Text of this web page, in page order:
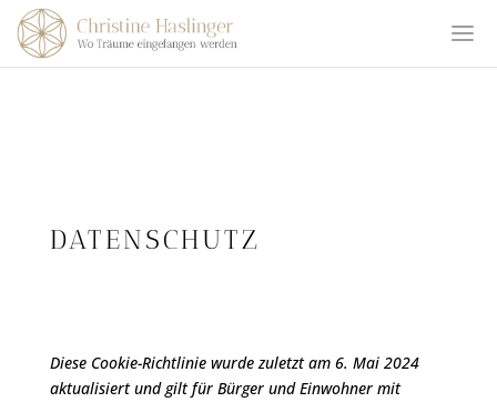
DATENSCHUTZ
Diese Cookie-Richtlinie wurde zuletzt am 6. Mai 2024
aktualisiert und gilt für Bürger und Einwohner mit